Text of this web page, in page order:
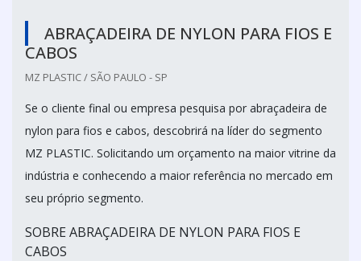
ABRAÇADEIRA DE NYLON PARA FIOS E
CABOS
MZ PLASTIC / SÃO PAULO - SP
Se o cliente final ou empresa pesquisa por abraçadeira de
nylon para fios e cabos, descobrirá na líder do segmento
MZ PLASTIC. Solicitando um orçamento na maior vitrine da
indústria e conhecendo a maior referência no mercado em
seu próprio segmento.
SOBRE ABRAÇADEIRA DE NYLON PARA FIOS E
CABOS